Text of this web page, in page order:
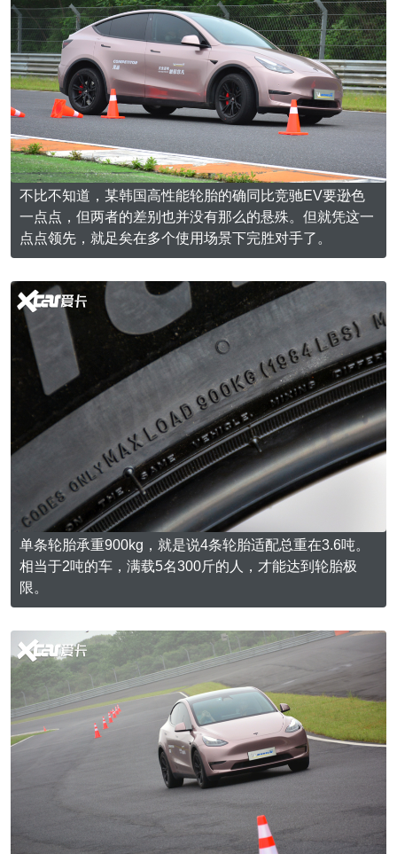
不比不知道，某韩国高性能轮胎的确同比竞驰EV要逊色
一点点，但两者的差别也并没有那么的悬殊。但就凭这一
点点领先，就足矣在多个使用场景下完胜对手了。
单条轮胎承重900kg，就是说4条轮胎适配总重在3.6吨。
相当于2吨的车，满载5名300斤的人，才能达到轮胎极
限。